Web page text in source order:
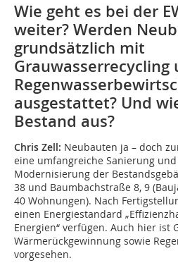
Wie geht es bei der
weiter? Werden
grundsätzlich mit
Grauwasserrecycling
ausgestattet? Und
Bestand aus?
Chris Zell: Neubauten ja – doch
eine umfangreiche Sanierung
Modernisierung der
38 und Baumbachstraße 8, 9
40 Wohnungen). Nach
einen Energiestandard
Energien“ verfügen. Auch hier ist
Wärmerückgewinnung sowie
vorgesehen.